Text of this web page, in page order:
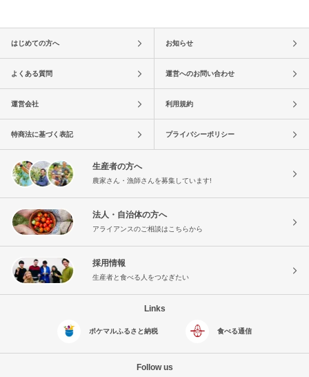
はじめての方へ お知らせ
よくある質問 運営へのお問い合わせ
運営会社 利用規約
特商法に基づく表記 プライバシーポリシー
生産者の方へ
農家さん・漁師さんを募集しています!
法人・自治体の方へ
アライアンスのご相談はこちらから
採用情報
生産者と食べる人をつなぎたい
Links
ポケマルふるさと納税 食べる通信
Follow us